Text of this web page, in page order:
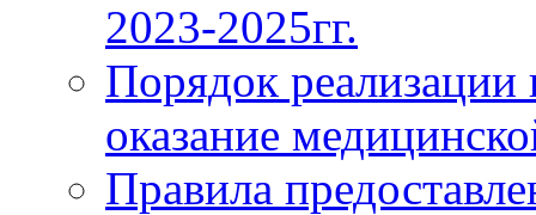
2023-2025гг.
Порядок реализации
оказание
Правила